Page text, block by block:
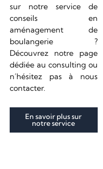
sur notre service de
conseils en
aménagement de
boulangerie ?
Découvrez notre page
dédiée au consulting ou
n’hésitez pas à nous
contacter.
En savoir plus sur
notre service